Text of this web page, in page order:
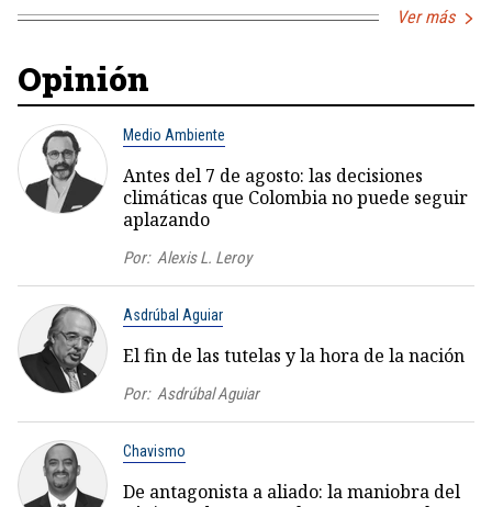
Ver más
Opinión
Medio Ambiente
Antes del 7 de agosto: las decisiones
climáticas que Colombia no puede seguir
aplazando
Por: Alexis L. Leroy
Asdrúbal Aguiar
El fin de las tutelas y la hora de la nación
Por: Asdrúbal Aguiar
Chavismo
De antagonista a aliado: la maniobra del